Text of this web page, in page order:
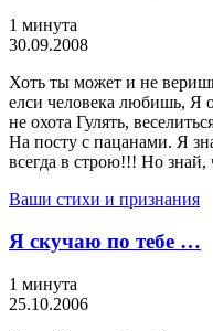
1 минута
30.09.2008
Хоть ты может и не
елси человека любишь, Я
не охота Гулять,
На посту с пацанами. Я
всегда в строю!!! Но
Ваши стихи и признания
Я скучаю по тебе …
1 минута
25.10.2006